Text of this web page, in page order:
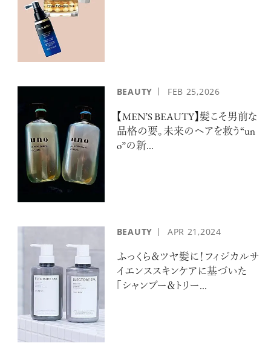
BEAUTY FEB 25,2026
【MEN’S BEAUTY】髪こそ男前な
品格の要。未来のヘアを救う“un
o”の新...
BEAUTY APR 21,2024
ふっくら＆ツヤ髪に！フィジカルサ
イエンススキンケアに基づいた
「シャンプー＆トリー...